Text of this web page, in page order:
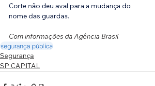
Corte não deu aval para a mudança do
nome das guardas.
Com informações da Agência Brasil
segurança pública
Segurança
SP CAPITAL